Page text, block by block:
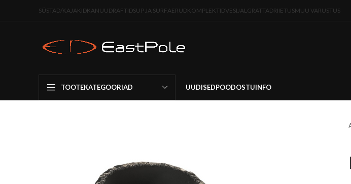
SÜSTAD/KAJAKIDKANUUDRAFTIDSUP JA SURFAERUDKOMPLEKTIDVESIJALGRATTADRIIETUSMUU VARUSTUS
TOOTEKATEGOORIAD UUDISEDPOODOSTUINFO